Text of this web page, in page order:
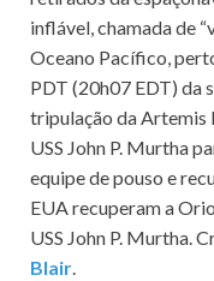
inflável, chamada de
Oceano Pacífico,
PDT (20h07 EDT) da
tripulação da Artemis
USS John P. Murtha
equipe de pouso e
EUA recuperam a
USS John P. Murtha.
Blair.